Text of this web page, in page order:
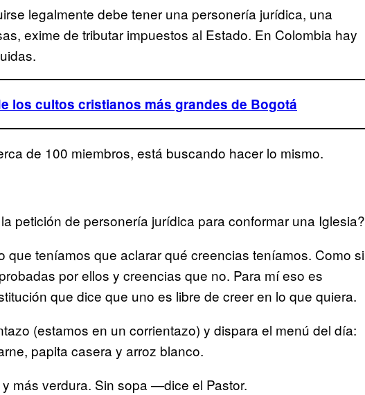
legalmente debe tener una personería jurídica, una
exime de tributar impuestos al Estado. En Colombia hay
los cultos cristianos más grandes de Bogotá
de 100 miembros, está buscando hacer lo mismo.
petición de personería jurídica para conformar una Iglesia?
teníamos que aclarar qué creencias teníamos. Como si
por ellos y creencias que no. Para mí eso es
que dice que uno es libre de creer en lo que quiera.
(estamos en un corrientazo) y dispara el menú del día:
papita casera y arroz blanco.
más verdura. Sin sopa —dice el Pastor.